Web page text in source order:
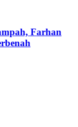
Farhan